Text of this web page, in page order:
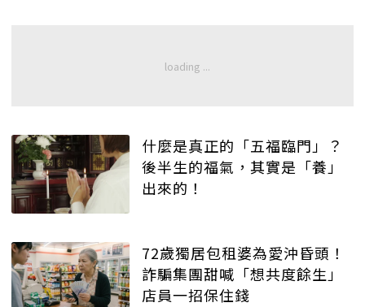
什麼是真正的「五福臨門」？
後半生的福氣，其實是「養」
出來的！
72歲獨居包租婆為愛沖昏頭！
詐騙集團甜喊「想共度餘生」
店員一招保住錢